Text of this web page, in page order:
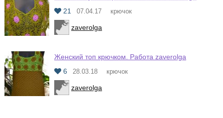
21
07.04.17 крючок
zaverolga
Женский топ крючком. Работа zaverolga
6
28.03.18 крючок
zaverolga